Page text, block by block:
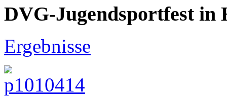
DVG-Jugendsportfest in
Ergebnisse